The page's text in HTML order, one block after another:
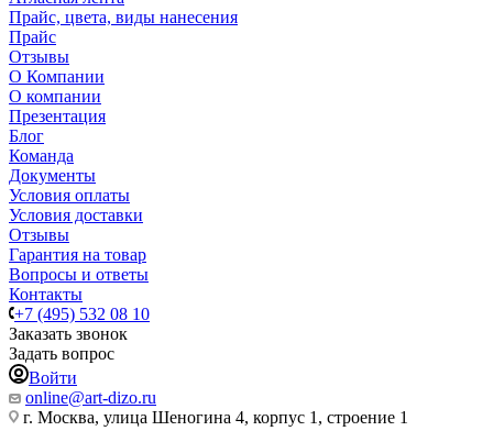
Прайс, цвета, виды нанесения
Прайс
Отзывы
О Компании
О компании
Презентация
Блог
Команда
Документы
Условия оплаты
Условия доставки
Отзывы
Гарантия на товар
Вопросы и ответы
Контакты
+7 (495) 532 08 10
Заказать звонок
Задать вопрос
Войти
online@art-dizo.ru
г. Москва, улица Шеногина 4, корпус 1, строение 1